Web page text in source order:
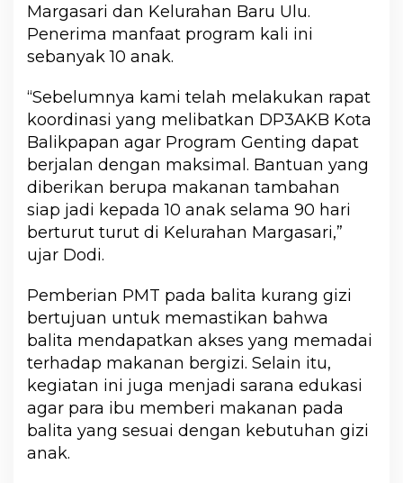
Margasari dan Kelurahan Baru Ulu.
Penerima manfaat program kali ini
sebanyak 10 anak.
“Sebelumnya kami telah melakukan rapat
koordinasi yang melibatkan DP3AKB Kota
Balikpapan agar Program Genting dapat
berjalan dengan maksimal. Bantuan yang
diberikan berupa makanan tambahan
siap jadi kepada 10 anak selama 90 hari
berturut turut di Kelurahan Margasari,”
ujar Dodi.
Pemberian PMT pada balita kurang gizi
bertujuan untuk memastikan bahwa
balita mendapatkan akses yang memadai
terhadap makanan bergizi. Selain itu,
kegiatan ini juga menjadi sarana edukasi
agar para ibu memberi makanan pada
balita yang sesuai dengan kebutuhan gizi
anak.